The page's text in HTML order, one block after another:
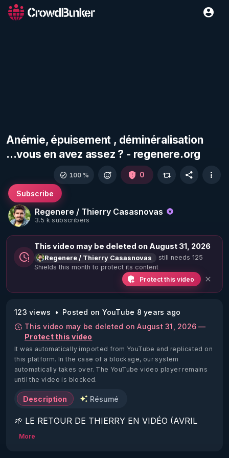
Anémie, épuisement , déminéralisation
...vous en avez assez ? - regenere.org
Regenere / Thierry Casasnovas
3.5 k subscribers
Subscribe
100 % 0
This video may be deleted on August 31, 2026
Regenere / Thierry Casasnovas
still needs 125
Shields this month to protect its content
Protect this video
123 views
Posted on YouTube 8 years ago
This video may be deleted on August 31, 2026 —
Protect this video
It was automatically imported from YouTube and replicated on
this platform. In the case of a blockage, our system
automatically takes over. The YouTube video player remains
until the video is blocked.
Description Résumé
🌱 LE RETOUR DE THIERRY EN VIDÉO (AVRIL
2022)!
More